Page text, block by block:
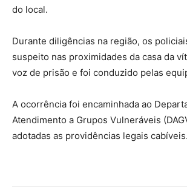
do local.
Durante diligências na região, os
suspeito nas proximidades da casa da
voz de prisão e foi conduzido pelas
A ocorrência foi encaminhada ao
Atendimento a Grupos Vulneráveis
adotadas as providências legais cabíveis.